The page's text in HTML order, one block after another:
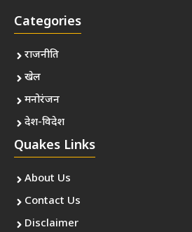
Categories
राजनीति
खेल
मनोरंजन
देश-विदेश
Quakes Links
About Us
Contact Us
Disclaimer